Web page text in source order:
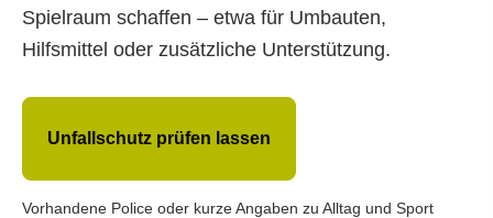
Spielraum schaffen – etwa für Umbauten,
Hilfsmittel oder zusätzliche Unterstützung.
Unfallschutz prüfen lassen
Vorhandene Police oder kurze Angaben zu Alltag und Sport